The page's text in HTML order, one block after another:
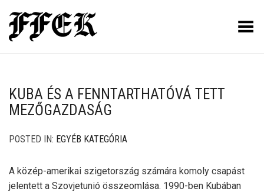
Toggle Menu
KUBA ÉS A FENNTARTHATÓVÁ TETT
MEZŐGAZDASÁG
POSTED IN: EGYÉB KATEGÓRIA
A közép-amerikai szigetország számára komoly csapást
jelentett a Szovjetunió összeomlása. 1990-ben Kubában